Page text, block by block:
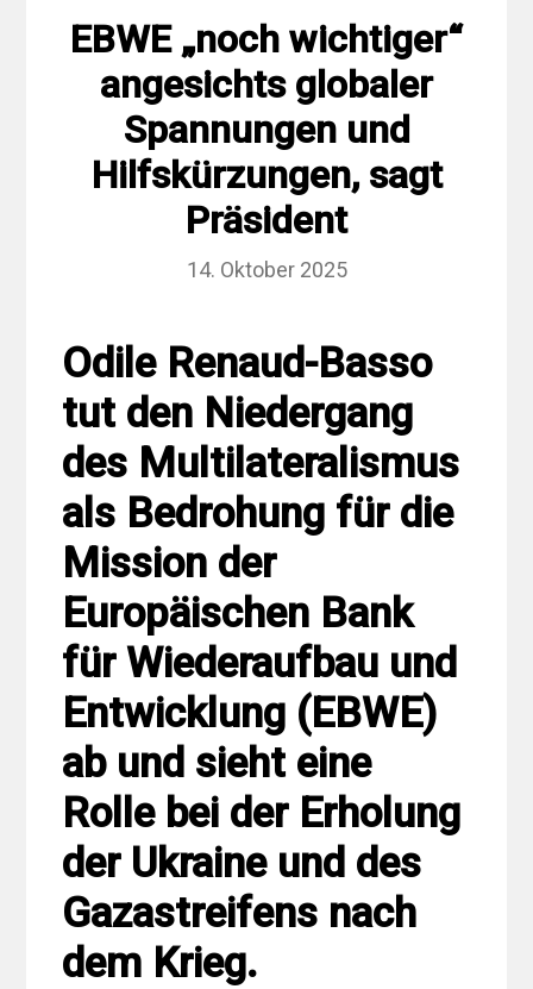
EBWE „noch wichtiger“
angesichts globaler
Spannungen und
Hilfskürzungen, sagt
Präsident
14. Oktober 2025
Odile Renaud-Basso
tut den Niedergang
des Multilateralismus
als Bedrohung für die
Mission der
Europäischen Bank
für Wiederaufbau und
Entwicklung (EBWE)
ab und sieht eine
Rolle bei der Erholung
der Ukraine und des
Gazastreifens nach
dem Krieg.